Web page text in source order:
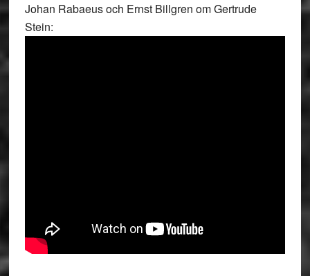
Johan Rabaeus och Ernst Billgren om Gertrude
Stein: